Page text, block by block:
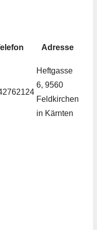
Adresse
Heftgasse
6, 9560
Feldkirchen
in Kärnten